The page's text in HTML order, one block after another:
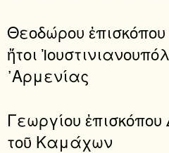
Θεοδώρου ἐπισκόπου
ἤτοι
᾿Αρμενίας
Γεωργίου
τοῦ Καμάχων